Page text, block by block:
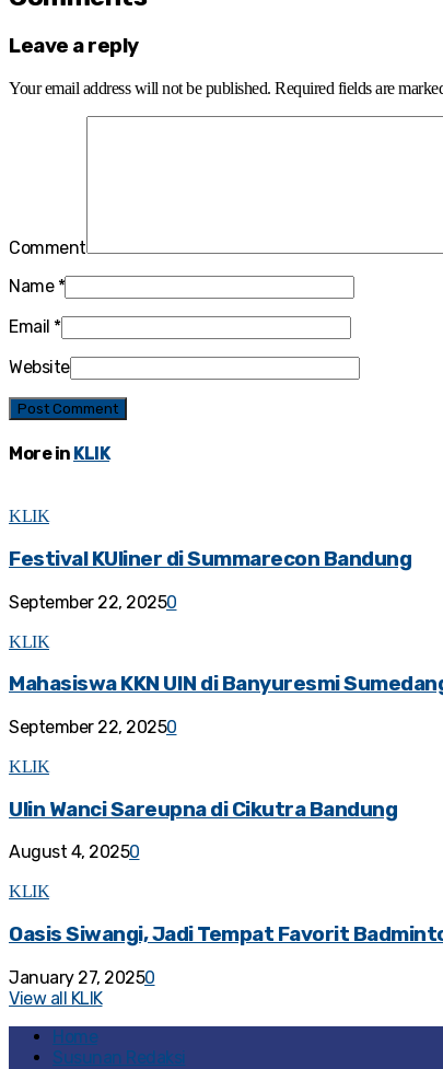
Leave a reply
Your email address will not be published. Required fields are
Comment
Name *
Email *
Website
More in KLIK
KLIK
Festival KUliner di Summarecon Bandung
September 22, 20250
KLIK
Mahasiswa KKN UIN di Banyuresmi
September 22, 20250
KLIK
Ulin Wanci Sareupna di Cikutra Bandung
August 4, 20250
KLIK
Oasis Siwangi, Jadi Tempat Favorit
January 27, 20250
View all KLIK
Home
Susunan Redaksi